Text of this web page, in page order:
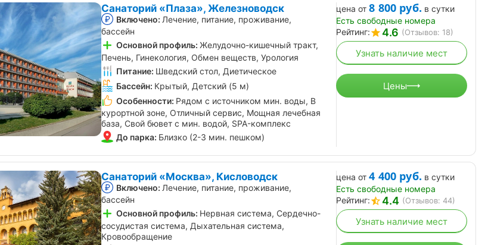
Санаторий «Плаза», Железноводск
Включено: Лечение, питание, проживание,
бассейн
Основной профиль: Желудочно-кишечный тракт,
Печень, Гинекология, Обмен веществ, Урология
Питание: Шведский стол, Диетическое
Бассейн: Крытый, Детский (5 м)
Особенности: Рядом с источником мин. воды, В
курортной зоне, Отличный сервис, Мощная лечебная
база, Свой бювет с мин. водой, SPA-комплекс
До парка: Близко (2-3 мин. пешком)
цена от 8 800 руб. в сутки
Есть свободные номера
Рейтинг:
4.6 (Отзывов: 18)
Узнать наличие мест
Цены
Санаторий «Москва», Кисловодск
Включено: Лечение, питание, проживание,
бассейн
Основной профиль: Нервная система, Сердечно-
сосудистая система, Дыхательная система,
Кровообращение
цена от 4 400 руб. в сутки
Есть свободные номера
Рейтинг:
4.4 (Отзывов: 44)
Узнать наличие мест